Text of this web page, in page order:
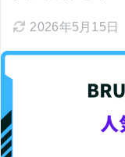
2026年5月15日